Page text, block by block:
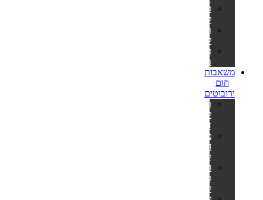
סולמות
לבריכות
תאורה
לבריכה
ערכות
תיקון
משאבות
חום
ורובוטים
רובוט
לבריכה
דולפין
משאבות
חום
לבריכה
חימום
סולארי
לבריכה